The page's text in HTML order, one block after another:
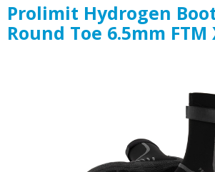
Prolimit Hydrogen
Round Toe 6.5mm FTM